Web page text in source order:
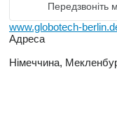
Передзвоніть
www.globotech-
Адреса
Німеччина,